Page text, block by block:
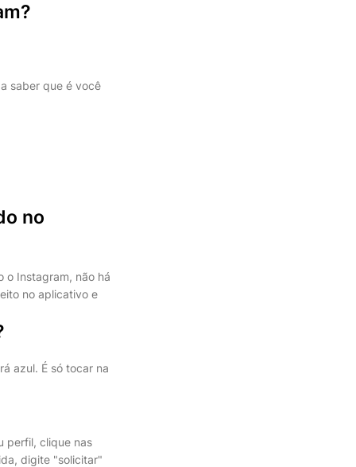
saber que é você
no
o Instagram, não há
no aplicativo e
azul. É só tocar na
perfil, clique nas
digite "solicitar"